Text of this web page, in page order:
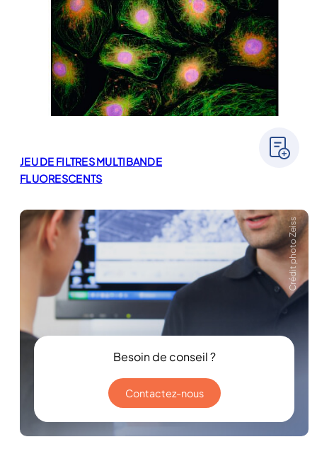
JEU DE FILTRES MULTIBANDE
FLUORESCENTS
Crédit photo Zeiss
Besoin de conseil ?
Contactez-nous